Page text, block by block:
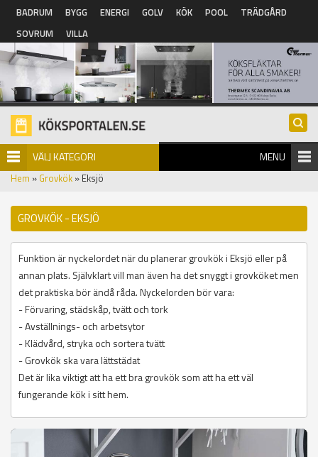
Hoppa till huvudinnehåll
BADRUM BYGG ENERGI GOLV KÖK POOL
TRÄDGÅRD
SOVRUM
VILLA
VÄLJ KATEGORI MENU
Hem » Grovkök » Eksjö
GROVKÖK - EKSJÖ
Funktion är nyckelordet när du planerar grovkök i Eksjö eller på
annan plats. Självklart vill man även ha det snyggt i grovköket men
det praktiska bör ändå råda. Nyckelorden bör vara:
- Förvaring, städskåp, tvätt och tork
- Avställnings- och arbetsytor
- Klädvård, stryka och sortera tvätt
- Grovkök ska vara lättstädat
Det är lika viktigt att ha ett bra grovkök som att ha ett väl
fungerande kök i sitt hem.